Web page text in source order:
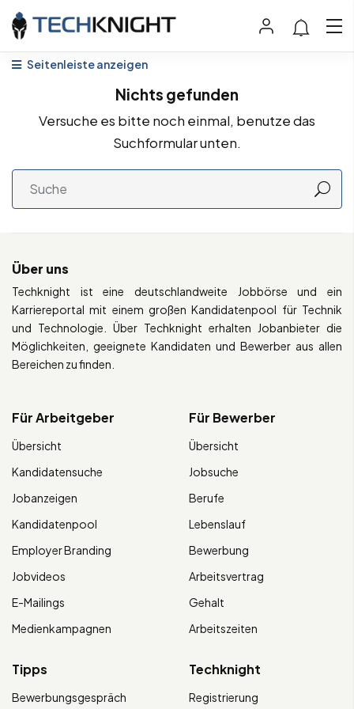
Seitenleiste anzeigen
Nichts gefunden
Versuche es bitte noch einmal, benutze das
Suchformular unten.
Über uns
Techknight ist eine deutschlandweite Jobbörse und ein
Karriereportal mit einem großen Kandidatenpool für Technik
und Technologie. Über Techknight erhalten Jobanbieter die
Möglichkeiten, geeignete Kandidaten und Bewerber aus allen
Bereichen zu finden.
Für Arbeitgeber
Übersicht
Kandidatensuche
Jobanzeigen
Kandidatenpool
Employer Branding
Jobvideos
E-Mailings
Medienkampagnen
Für Bewerber
Übersicht
Jobsuche
Berufe
Lebenslauf
Bewerbung
Arbeitsvertrag
Gehalt
Arbeitszeiten
Tipps
Bewerbungsgespräch
Techknight
Registrierung